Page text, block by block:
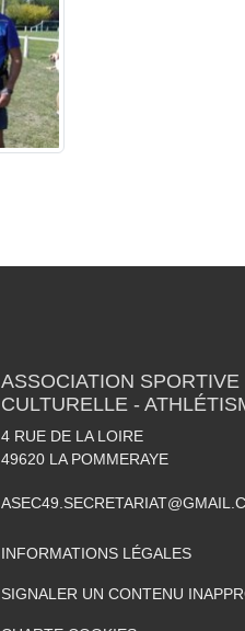
ASSOCIATION SPORTIVE
CULTURELLE -
4 RUE DE LA LOIRE
49620 LA POMMERAYE
INFORMATIONS LÉGALES
SIGNALER UN CONTENU